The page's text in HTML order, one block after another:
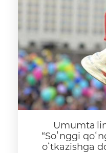
“Soʻnggi
oʻtkazishga